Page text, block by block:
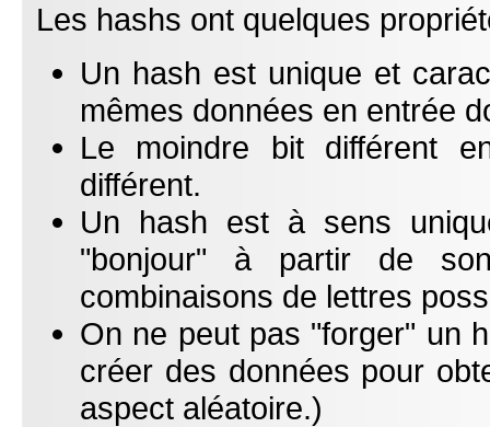
Les hashs ont quelques
Un hash est unique et
mêmes données en entrée
Le moindre bit différent
différent.
Un hash est à sens
"bonjour" à partir de
combinaisons de lettres
On ne peut pas "forger" un
créer des données pour
aspect aléatoire.)